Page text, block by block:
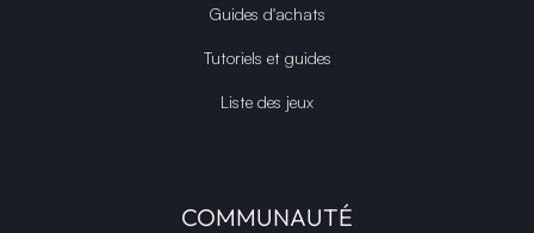
Guides d'achats
Tutoriels et guides
Liste des jeux
COMMUNAUTÉ